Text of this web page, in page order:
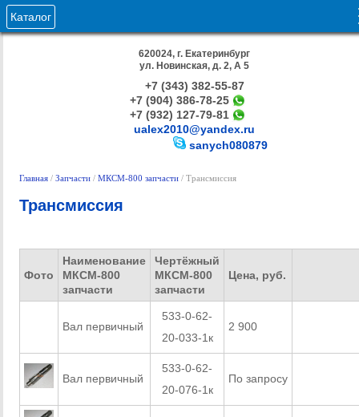
620024, г. Екатеринбург
ул. Новинская, д. 2, А 5
+7 (343) 382-55-87
+7 (904) 386-78-25
+7 (932) 127-79-81
ualex2010@yandex.ru
sanych080879
Главная / Запчасти / МКСМ-800 запчасти / Трансмиссия
Трансмиссия
Фото
Наименование
МКСМ-800
запчасти
Чертёжный
МКСМ-800
запчасти
Цена, руб.
Вал первичный
533-0-62-
20-033-1к
2 900
Вал первичный
533-0-62-
20-076-1к
По запросу
Каталог